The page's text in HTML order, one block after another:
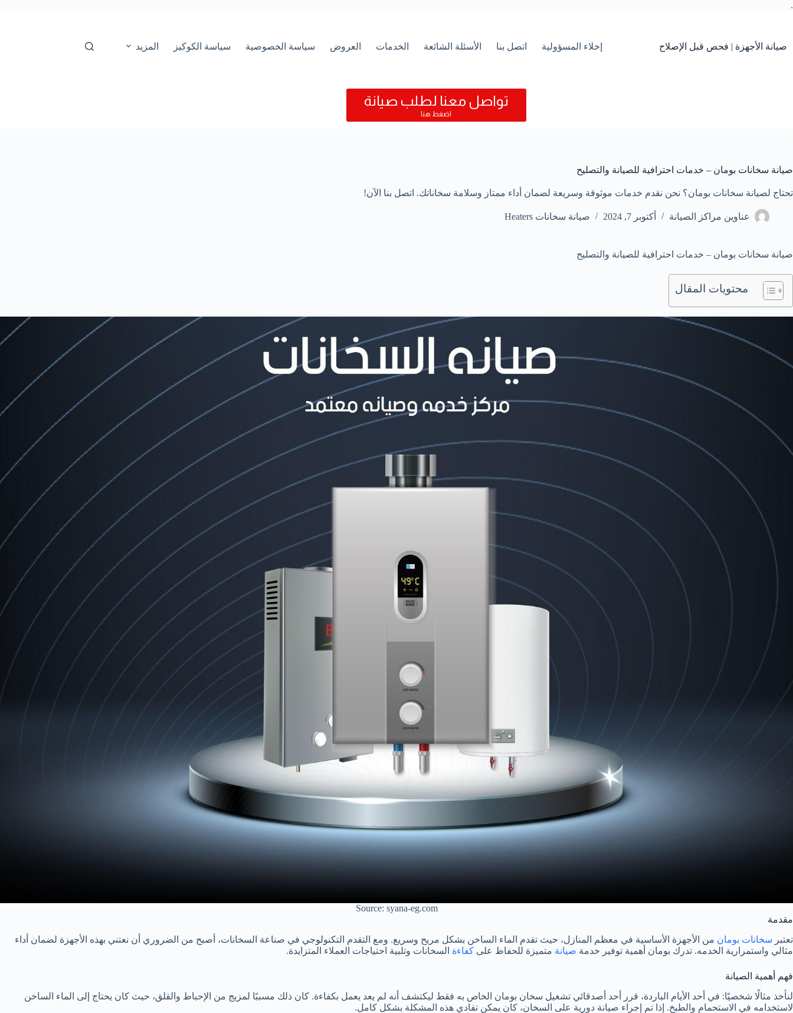
.
صيانة الأجهزة | فحص قبل الإصلاح
إخلاء المسؤولية اتصل بنا الأسئلة الشائعة الخدمات العروض سياسة الخصوصية سياسة الكوكيز المزيد
تواصل معنا لطلب صيانة
اضغط هنا
صيانة سخانات بومان – خدمات احترافية للصيانة والتصليح
تحتاج لصيانة سخانات بومان؟ نحن نقدم خدمات موثوقة وسريعة لضمان أداء ممتاز وسلامة سخاناتك. اتصل بنا الآن!
عناوين مراكز الصيانة أكتوبر 7, 2024 صيانة سخانات Heaters
صيانة سخانات بومان – خدمات احترافية للصيانة والتصليح
محتويات المقال
Source: syana-eg.com
مقدمة
تعتبر سخانات بومان من الأجهزة الأساسية في معظم المنازل، حيث تقدم الماء الساخن بشكل مريح وسريع. ومع التقدم التكنولوجي في صناعة السخانات، أصبح من الضروري أن نعتني بهذه الأجهزة لضمان أداء
مثالي واستمرارية الخدمه. تدرك بومان أهمية توفير خدمة صيانة متميزة للحفاظ على كفاءة السخانات وتلبية احتياجات العملاء المتزايدة.
فهم أهمية الصيانة
لنأخذ مثالًا شخصيًا: في أحد الأيام الباردة، قرر أحد أصدقائي تشغيل سخان بومان الخاص به فقط ليكتشف أنه لم يعد يعمل بكفاءة. كان ذلك مسببًا لمزيج من الإحباط والقلق، حيث كان يحتاج إلى الماء الساخن
لاستخدامه في الاستحمام والطبخ. إذا تم إجراء صيانة دورية على السخان، كان يمكن تفادي هذه المشكلة بشكل كامل.